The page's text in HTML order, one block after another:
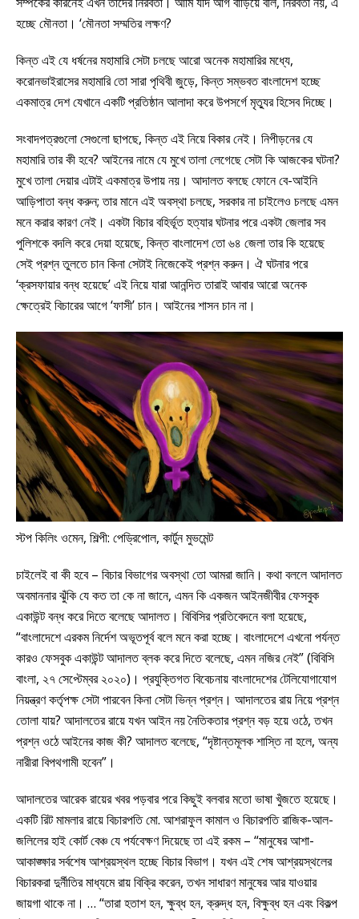
হচ্ছে মৌনতা। ‘মৌনতা সম্মতির লক্ষণ?
কিন্ত এই যে ধর্ষনের মহামারি সেটা চলছে আরো অনেক মহামারির মধ্যে,
করোনভাইরাসের মহামারি তো সারা পৃথিবী জুড়ে, কিন্ত সম্ভবত বাংলাদেশ হচ্ছে
একমাত্র দেশ যেখানে একটি প্রতিষ্ঠান আলাদা করে উপসর্গে মৃত্যুর হিসেব দিচ্ছে।
সংবাদপত্রগুলো সেগুলো ছাপছে, কিন্ত এই নিয়ে বিকার নেই। নিপীড়নের যে
মহামারি তার কী হবে? আইনের নামে যে মুখে তালা লেগেছে সেটা কি আজকের ঘটনা?
মুখে তালা দেয়ার এটাই একমাত্র উপায় নয়। আদালত বলছে ফোনে বে-আইনি
আড়িপাতা বন্ধ করুন; তার মানে এই অবস্থা চলছে, সরকার না চাইলেও চলছে এমন
মনে করার কারণ নেই। একটা বিচার বহির্ভূত হত্যার ঘটনার পরে একটা জেলার সব
পুলিশকে বদলি করে দেয়া হয়েছে, কিন্ত বাংলাদেশ তো ৬৪ জেলা তার কি হয়েছে
সেই প্রশ্ন তুলতে চান কিনা সেটাই নিজেকেই প্রশ্ন করুন। ঐ ঘটনার পরে
‘ক্রসফায়ার বন্ধ হয়েছে’ এই নিয়ে যারা আনন্দিত তারাই আবার আরো অনেক
ক্ষেত্রেই বিচারের আগে ‘ফাসী’ চান। আইনের শাসন চান না।
স্টপ কিলিং ওমেন, শিল্পী: পেড্রিপোল, কার্টুন মুভমেন্ট
চাইলেই বা কী হবে – বিচার বিভাগের অবস্থা তো আমরা জানি। কথা বললে আদালত
অবমাননার ঝুঁকি যে কত তা কে না জানে, এমন কি একজন আইনজীবীর ফেসবুক
একাউন্ট বন্ধ করে দিতে বলেছে আদালত। বিবিসির প্রতিবেদনে বলা হয়েছে,
“বাংলাদেশে এরকম নির্দেশ অভূতপূর্ব বলে মনে করা হচ্ছে। বাংলাদেশে এখনো পর্যন্ত
কারও ফেসবুক একাউন্ট আদালত ব্লক করে দিতে বলেছে, এমন নজির নেই” (বিবিসি
বাংলা, ২৭ সেপ্টেম্বর ২০২০)। প্রযুক্তিগত বিবেচনায় বাংলাদেশের টেলিযোগাযোগ
নিয়ন্ত্রণ কর্তৃপক্ষ সেটা পারবেন কিনা সেটা ভিন্ন প্রশ্ন। আদালতের রায় নিয়ে প্রশ্ন
তোলা যায়? আদালতের রায়ে যখন আইন নয় নৈতিকতার প্রশ্ন বড় হয়ে ওঠে, তখন
প্রশ্ন ওঠে আইনের কাজ কী? আদালত বলেছে, “দৃষ্টান্তমূলক শাস্তি না হলে, অন্য
নারীরা বিপথগামী হবেন”।
আদালতের আরেক রায়ের খবর পড়বার পরে কিছুই বলবার মতো ভাষা খুঁজতে হয়েছে।
একটি রিট মামলার রায়ে বিচারপতি মো. আশরাফুল কামাল ও বিচারপতি রাজিক-আল-
জলিলের হাই কোর্ট বেঞ্চ যে পর্যবেক্ষণ দিয়েছে তা এই রকম – “মানুষের আশা-
আকাঙ্ক্ষার সর্বশেষ আশ্রয়স্থল হচ্ছে বিচার বিভাগ। যখন এই শেষ আশ্রয়স্থলের
বিচারকরা দুর্নীতির মাধ্যমে রায় বিক্রি করেন, তখন সাধারণ মানুষের আর যাওয়ার
জায়গা থাকে না। … “তারা হতাশ হন, ক্ষুব্ধ হন, ক্রুদ্ধ হন, বিক্ষুব্ধ হন এবং বিকল্প